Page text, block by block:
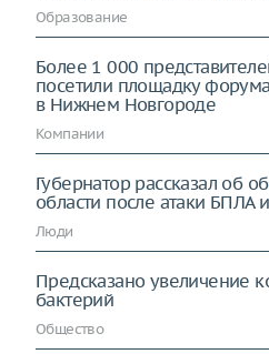
Образование
Более 1 000
посетили площадку
в Нижнем Новгороде
Компании
Губернатор рассказал об
области после атаки БПЛА
Люди
Предсказано увеличение
бактерий
Общество